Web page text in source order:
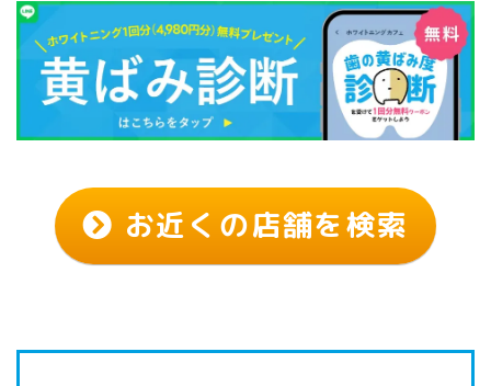
お近くの店舗を検索